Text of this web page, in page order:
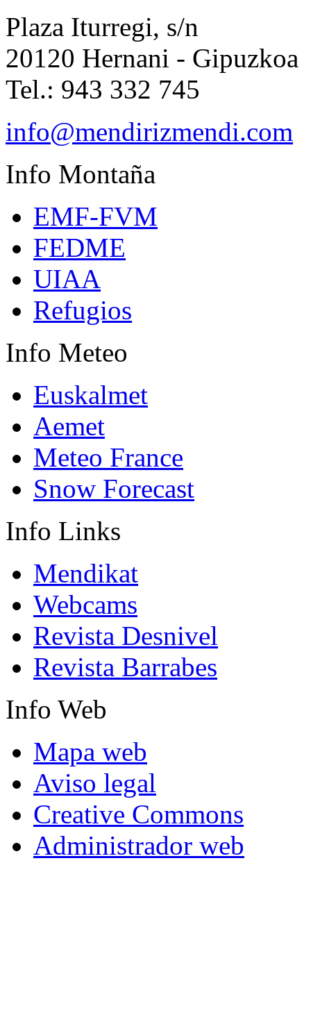
Plaza Iturregi, s/n
20120 Hernani - Gipuzkoa
Tel.: 943 332 745
info@mendirizmendi.com
Info Montaña
EMF-FVM
FEDME
UIAA
Refugios
Info Meteo
Euskalmet
Aemet
Meteo France
Snow Forecast
Info Links
Mendikat
Webcams
Revista Desnivel
Revista Barrabes
Info Web
Mapa web
Aviso legal
Creative Commons
Administrador web